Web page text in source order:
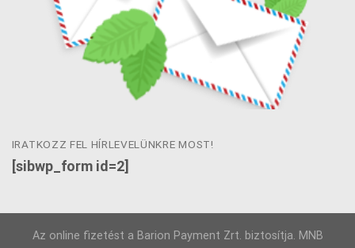
IRATKOZZ FEL HÍRLEVELÜNKRE MOST!
[sibwp_form id=2]
Az online fizetést a Barion Payment Zrt. biztosítja. MNB